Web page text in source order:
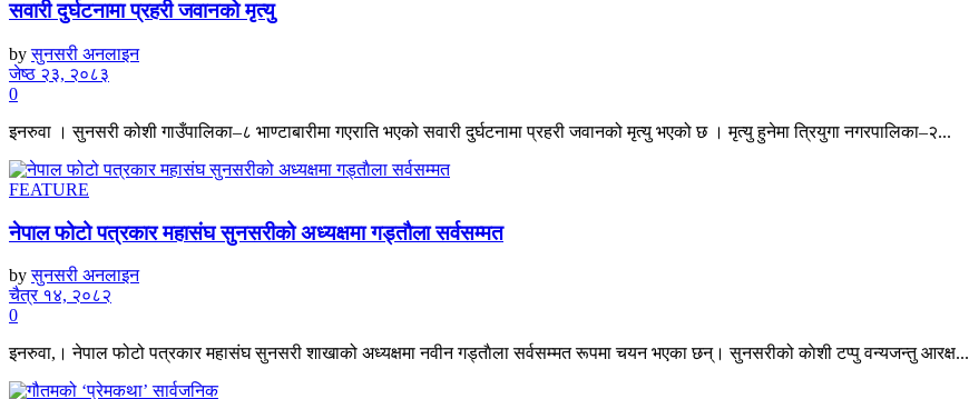
सवारी दुर्घटनामा प्रहरी जवानको मृत्यु
by सुनसरी अनलाइन
जेष्ठ २३, २०८३
0
इनरुवा । सुनसरी कोशी गाउँपालिका–८ भाण्टाबारीमा गएराति भएको सवारी दुर्घटनामा प्रहरी जवानको मृत्यु भएको छ । मृत्यु हुनेमा त्रियुगा नगरपालिका–२...
FEATURE
नेपाल फोटो पत्रकार महासंघ सुनसरीको अध्यक्षमा गड्ताैला सर्वसम्मत
by सुनसरी अनलाइन
चैत्र १४, २०८२
0
इनरुवा,। नेपाल फोटो पत्रकार महासंघ सुनसरी शाखाको अध्यक्षमा नवीन गड्ताैला सर्वसम्मत रूपमा चयन भएका छन्। सुनसरीको काेशी टप्पु वन्यजन्तु आरक्ष...